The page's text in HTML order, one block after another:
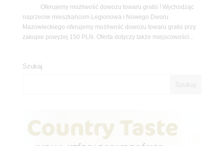
Oferujemy możliwość dowozu towaru gratis ! Wychodząc
naprzeciw mieszkańcom Legionowa i Nowego Dworu
Mazowieckiego oferujemy możliwość dowozu towaru gratis przy
zakupie powyżej 150 PLN. Oferta dotyczy także miejscowości...
Szukaj